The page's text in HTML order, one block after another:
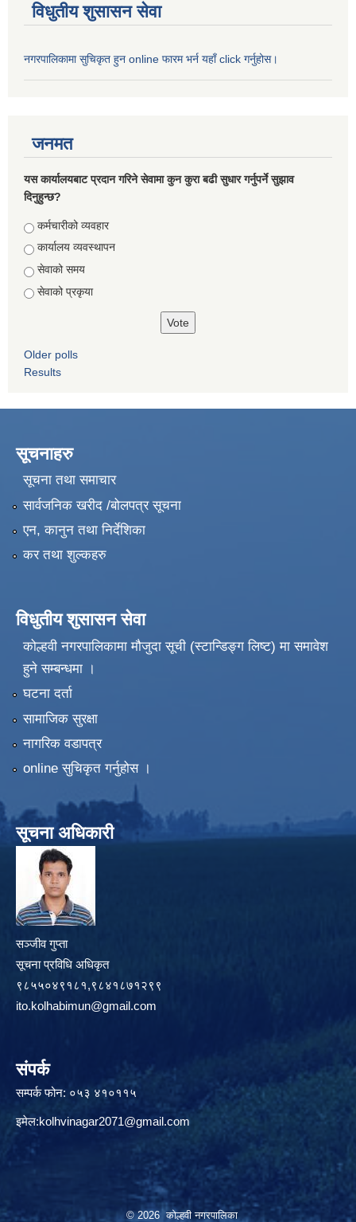
विधुतीय शुसासन सेवा
नगरपालिकामा सुचिकृत हुन online फारम भर्न यहाँ click गर्नुहोस।
जनमत
यस कार्यालयबाट प्रदान गरिने सेवामा कुन कुरा बढी सुधार गर्नुपर्ने सुझाव
दिनुहुन्छ?
Choices
कर्मचारीको व्यवहार
कार्यालय व्यवस्थापन
सेवाको समय
सेवाको प्रकृया
Older polls
Results
सूचनाहरु
सूचना तथा समाचार
सार्वजनिक खरीद /बोलपत्र सूचना
एन, कानुन तथा निर्देशिका
कर तथा शुल्कहरु
विधुतीय शुसासन सेवा
कोल्हवी नगरपालिकामा मौजुदा सूची (स्टान्डिङ्ग लिष्ट) मा समावेश
हुने सम्बन्धमा ।
घटना दर्ता
सामाजिक सुरक्षा
नागरिक वडापत्र
online सुचिकृत गर्नुहोस ।
सूचना अधिकारी
सञ्जीव गुप्ता
सूचना प्रविधि अधिकृत
९८५५०४९१८१,९८४१८७१२९९
ito.kolhabimun@gmail.com
संपर्क
सम्पर्क फोन: ०५३ ४१०११५
इमेल:kolhvinagar2071@gmail.com
© 2026 कोल्हवी नगरपालिका